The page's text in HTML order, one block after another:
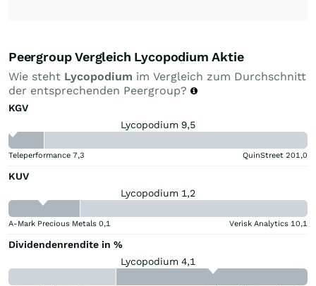
Peergroup Vergleich Lycopodium Aktie
Wie steht Lycopodium im Vergleich zum Durchschnitt
der entsprechenden Peergroup?
KGV
Lycopodium 9,5
Teleperformance 7,3 QuinStreet 201,0
KUV
Lycopodium 1,2
A-Mark Precious Metals 0,1 Verisk Analytics 10,1
Dividendenrendite in %
Lycopodium 4,1